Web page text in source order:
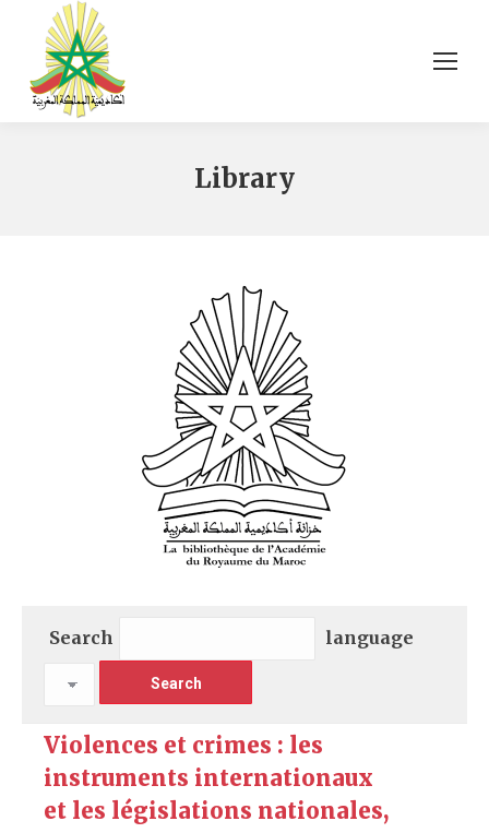
Library
Search language
Violences et crimes : les
instruments internationaux
et les législations nationales,